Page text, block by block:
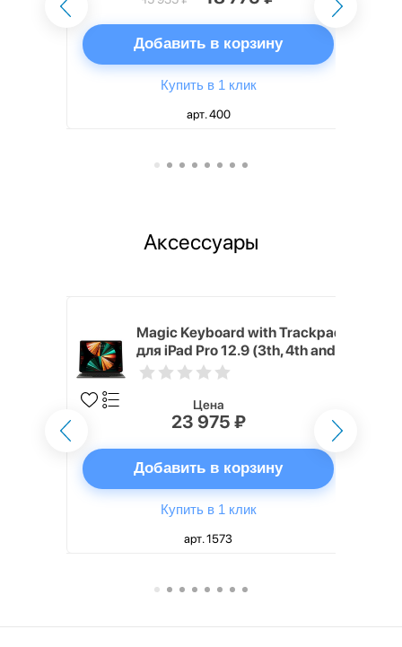
Добавить в корзину
Купить в 1 клик
арт. 400
Аксессуары
Magic Keyboard with Trackpad
для iPad Pro 12.9 (3th, 4th and
5th generation) русская,
Цена
23 975 ₽
Добавить в корзину
Купить в 1 клик
арт. 1573